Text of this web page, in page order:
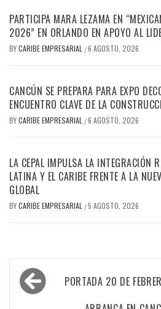
PARTICIPA MARA LEZAMA EN
2026” EN ORLANDO EN APOYO AL
BYCARIBE EMPRESARIAL /6 AGOSTO, 2026
CANCÚN SE PREPARA PARA EXPO
ENCUENTRO CLAVE DE LA
BYCARIBE EMPRESARIAL /6 AGOSTO, 2026
LA CEPAL IMPULSA LA INTEGRACIÓN
LATINA Y EL CARIBE FRENTE A LA
GLOBAL
BYCARIBE EMPRESARIAL /5 AGOSTO, 2026
Navegación
de
PORTADA 20 DE